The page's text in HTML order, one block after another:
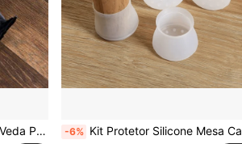
90cm, 1 metro -6% Kit Protetor Silicone Mesa Cadeira Pé Móveis Redondo - Escolha Seu Kit